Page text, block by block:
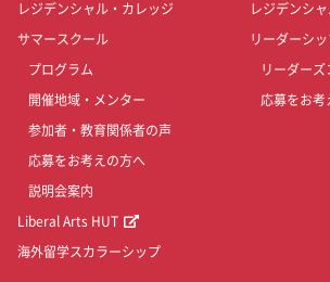
レジデンシャル・カレッジ
サマースクール
プログラム
開催地域・メンター
参加者・教育関係者の声
応募をお考えの方へ
説明会案内
Liberal Arts HUT
海外留学スカラーシップ
レジデンシ
リーダーシ
リーダーズ
応募をお考